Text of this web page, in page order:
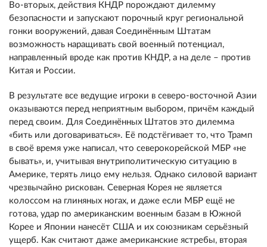
Во-вторых, действия КНДР порождают дилемму
безопасности и запускают порочный круг региональной
гонки вооружений, давая Соединённым Штатам
возможность наращивать свой военный потенциал,
направленный вроде как против КНДР, а на деле – против
Китая и России.
В результате все ведущие игроки в северо-восточной Азии
оказываются перед неприятным выбором, причём каждый
перед своим. Для Соединённых Штатов это дилемма
«бить или договариваться». Её подстёгивает то, что Трамп
в своё время уже написал, что северокорейской МБР «не
бывать», и, учитывая внутриполитическую ситуацию в
Америке, терять лицо ему нельзя. Однако силовой вариант
чрезвычайно рискован. Северная Корея не является
колоссом на глиняных ногах, и даже если МБР ещё не
готова, удар по американским военным базам в Южной
Корее и Японии нанесёт США и их союзникам серьёзный
ущерб. Как считают даже американские ястребы, вторая